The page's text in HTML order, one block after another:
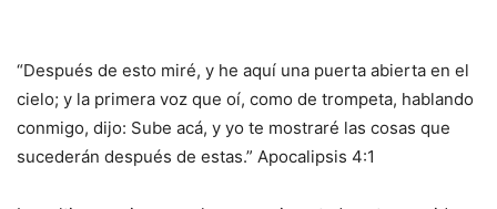
“Después de esto miré, y he aquí una puerta abierta en el
cielo; y la primera voz que oí, como de trompeta, hablando
conmigo, dijo: Sube acá, y yo te mostraré las cosas que
sucederán después de estas.” Apocalipsis 4:1